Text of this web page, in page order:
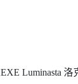
Luminasta